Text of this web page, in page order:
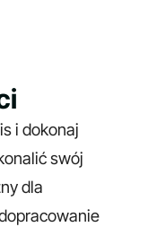
i dokonaj
swój
dla